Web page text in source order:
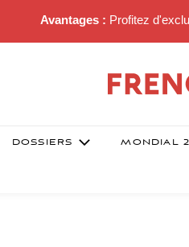
Avantages : Profitez
DOSSIERS MONDIAL